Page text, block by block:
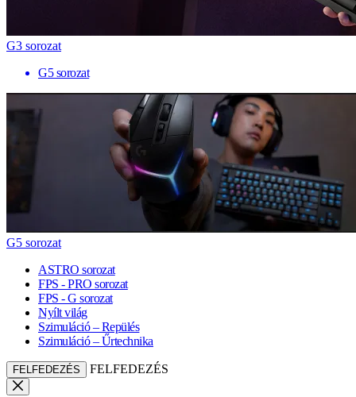
G3 sorozat
G5 sorozat
G5 sorozat
ASTRO sorozat
FPS - PRO sorozat
FPS - G sorozat
Nyílt világ
Szimuláció – Repülés
Szimuláció – Űrtechnika
FELFEDEZÉS FELFEDEZÉS